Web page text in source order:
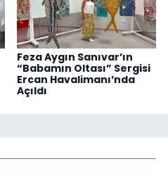
Feza Aygın Sanıvar’ın
“Babamın Oltası” Sergisi
Ercan Havalimanı’nda
Açıldı